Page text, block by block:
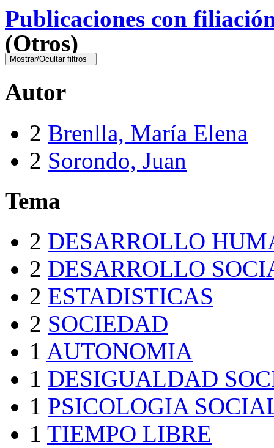
Publicaciones con
(Otros)
Autor
2 Brenlla, María Elena
2 Sorondo, Juan
Tema
2 DESARROLLO
2 DESARROLLO
2 ESTADISTICAS
2 SOCIEDAD
1 AUTONOMIA
1 DESIGUALDAD
1 PSICOLOGIA
1 TIEMPO LIBRE